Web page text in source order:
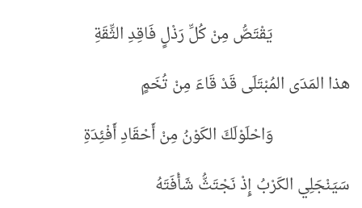
يَقْتَصُّ مِنْ كُلِّ رَذْلٍ فَاقِدِ الثِّقَةِ
هذا المَدَى المُبْتَلَى قَدْ قَاءَ مِنْ تُخَمٍ
وَاحْلَوْلَكَ الكَوْنُ مِنْ أَحْقَادِ أَفْئِدَةِ
سَيَنْجَلِي الكَرْبُ إِذْ نَجْتَثُّ شَأْفَتَهُ